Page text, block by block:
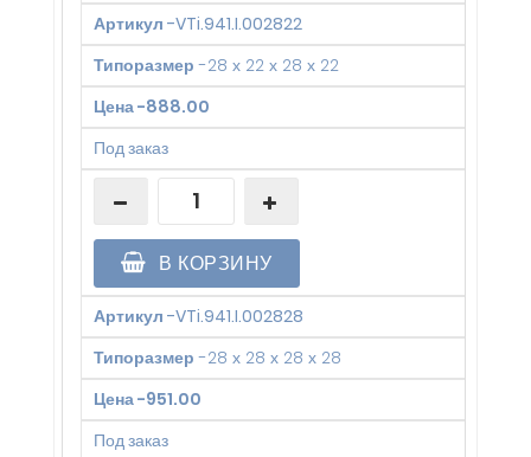
Артикул -VTi.941.I.002822
Типоразмер -28 х 22 х 28 х 22
Цена-888.00
Под заказ
В КОРЗИНУ
Артикул -VTi.941.I.002828
Типоразмер -28 х 28 х 28 х 28
Цена-951.00
Под заказ